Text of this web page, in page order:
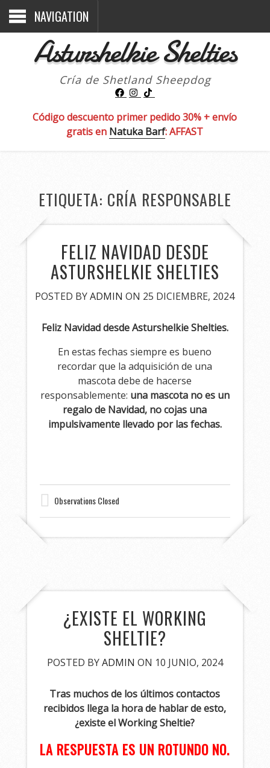
NAVIGATION
Asturshelkie Shelties
Cría de Shetland Sheepdog
Código descuento primer pedido 30% + envío
gratis en Natuka Barf: AFFAST
ETIQUETA: CRÍA RESPONSABLE
FELIZ NAVIDAD DESDE
ASTURSHELKIE SHELTIES
POSTED BYADMIN ON 25 DICIEMBRE, 2024
Feliz Navidad desde Asturshelkie Shelties.
En estas fechas siempre es bueno
recordar que la adquisición de una
mascota debe de hacerse
responsablemente: una mascota no es un
regalo de Navidad, no cojas una
impulsivamente llevado por las fechas.
Observations Closed
¿EXISTE EL WORKING
SHELTIE?
POSTED BYADMIN ON 10 JUNIO, 2024
Tras muchos de los últimos contactos
recibidos llega la hora de hablar de esto,
¿existe el Working Sheltie?
LA RESPUESTA ES UN ROTUNDO NO.